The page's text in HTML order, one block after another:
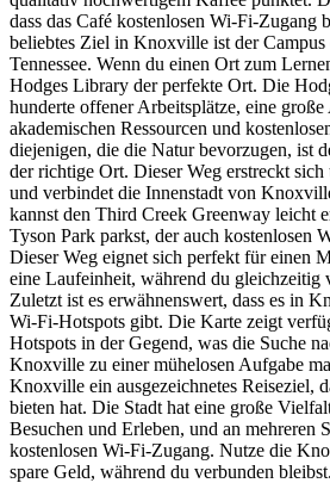
dass das Café kostenlosen Wi-Fi-
beliebtes Ziel in Knoxville ist der
Tennessee. Wenn du einen Ort zum
Hodges Library der perfekte Ort. Die
hunderte offener Arbeitsplätze, eine
akademischen Ressourcen und
diejenigen, die die Natur bevorzugen, ist
der richtige Ort. Dieser Weg erstreckt
und verbindet die Innenstadt von
kannst den Third Creek Greenway leicht
Tyson Park parkst, der auch kostenlosen
Dieser Weg eignet sich perfekt für einen
eine Laufeinheit, während du gleichzeitig
Zuletzt ist es erwähnenswert, dass es in
Wi-Fi-Hotspots gibt. Die Karte zeigt
Hotspots in der Gegend, was die Suche
Knoxville zu einer mühelosen Aufgabe
Knoxville ein ausgezeichnetes Reiseziel,
bieten hat. Die Stadt hat eine große
Besuchen und Erleben, und an mehreren
kostenlosen Wi-Fi-Zugang. Nutze die
spare Geld, während du verbunden bleibst.